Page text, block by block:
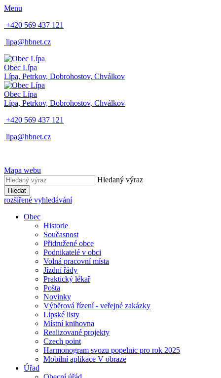
Menu
+420 569 437 121
lipa@hbnet.cz
Obec Lípa
Lípa, Petrkov, Dobrohostov, Chválkov
Obec Lípa
Lípa, Petrkov, Dobrohostov, Chválkov
+420 569 437 121
lipa@hbnet.cz
Mapa webu
Hledaný výraz
Hledat
rozšířené vyhledávání
Obec
Historie
Současnost
Přidružené obce
Podnikatelé v obci
Volná pracovní místa
Jízdní řády
Praktický lékař
Pošta
Novinky
Výběrová řízení - veřejné zakázky
Lipské listy
Místní knihovna
Realizované projekty
Czech point
Harmonogram svozu popelnic pro rok 2025
Mobilní aplikace V obraze
Úřad